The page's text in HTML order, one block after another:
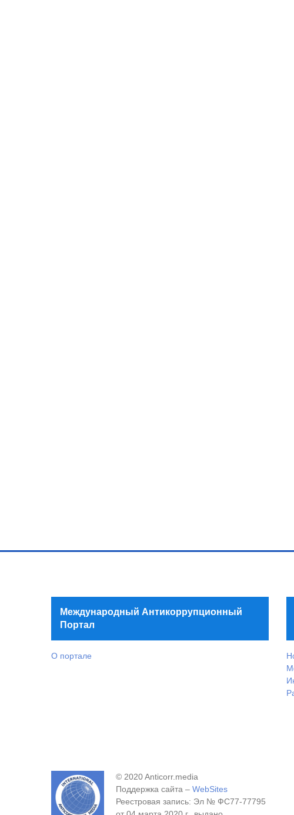
Международный Антикоррупционный
Портал
О портале
© 2020 Anticorr.media
Поддержка сайта – WebSites
Реестровая запись: Эл № ФС77-77795